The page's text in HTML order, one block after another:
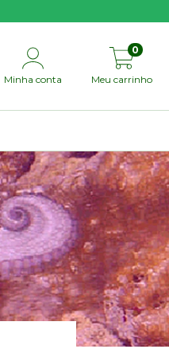
Minha conta Meu carrinho
0